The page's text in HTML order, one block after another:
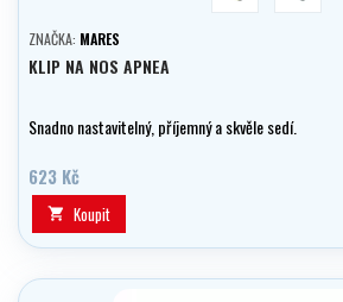
ZNAČKA: MARES
KLIP NA NOS APNEA
Snadno nastavitelný, příjemný a skvěle sedí.
623 Kč
 Koupit